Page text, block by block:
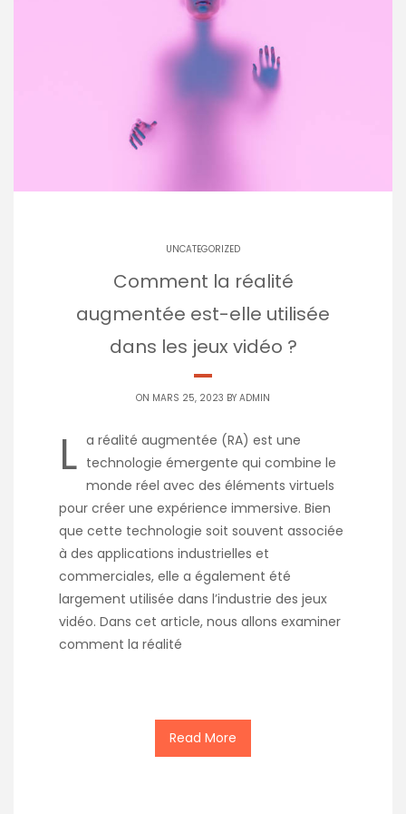
UNCATEGORIZED
Comment la réalité
augmentée est-elle utilisée
dans les jeux vidéo ?
ON MARS 25, 2023 BY ADMIN
L a réalité augmentée (RA) est une
technologie émergente qui combine le
monde réel avec des éléments virtuels
pour créer une expérience immersive. Bien
que cette technologie soit souvent associée
à des applications industrielles et
commerciales, elle a également été
largement utilisée dans l’industrie des jeux
vidéo. Dans cet article, nous allons examiner
comment la réalité
Read More